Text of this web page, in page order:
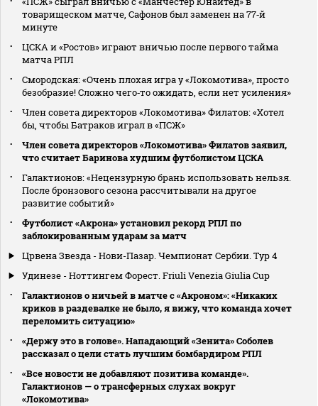
товарищеском матче, Сафонов был заменен на 77‑й
минуте
ЦСКА и «Ростов» играют вничью после первого тайма
матча РПЛ
Смородская: «Очень плохая игра у «Локомотива», просто
безобразие! Сложно чего‑то ожидать, если нет усиления»
Член совета директоров «Локомотива» Филатов: «Хотел
бы, чтобы Батраков играл в «ПСЖ»
Член совета директоров «Локомотива» Филатов заявил,
что считает Баринова худшим футболистом ЦСКА
Галактионов: «Нецензурную брань использовать нельзя.
После бронзового сезона рассчитывали на другое
развитие событий»
Футболист «Акрона» установил рекорд РПЛ по
заблокированным ударам за матч
Црвена Звезда - Нови-Пазар. Чемпионат Сербии. Тур 4
Удинезе - Ноттингем Форест. Friuli Venezia Giulia Cup
Галактионов о ничьей в матче с «Акроном»: «Никаких
криков в раздевалке не было, я вижу, что команда хочет
переломить ситуацию»
«Держу это в голове». Нападающий «Зенита» Соболев
рассказал о цели стать лучшим бомбардиром РПЛ
«Все новости не добавляют позитива команде».
Галактионов — о трансферных слухах вокруг
«Локомотива»